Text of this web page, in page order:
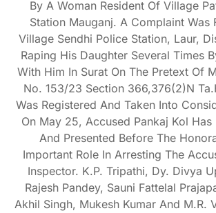
By A Woman Resident Of Village
Station Mauganj. A Complaint Was
Village Sendhi Police Station, Laur,
Raping His Daughter Several Times
With Him In Surat On The Pretext Of
No. 153/23 Section 366,376(2)n
Was Registered And Taken Into
On May 25, Accused Pankaj Kol Has
And Presented Before The
Important Role In Arresting The
Inspector. K.P. Tripathi, Dy. Divya
Rajesh Pandey, Sauni Fattelal
Akhil Singh, Mukesh Kumar And M.R.